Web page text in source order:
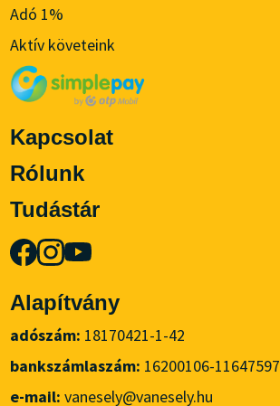
Adó 1%
Aktív követeink
Kapcsolat
Rólunk
Tudástár
Alapítvány
adószám: 18170421-1-42
bankszámlaszám: 16200106-11647597
e-mail:vanesely@vanesely.hu